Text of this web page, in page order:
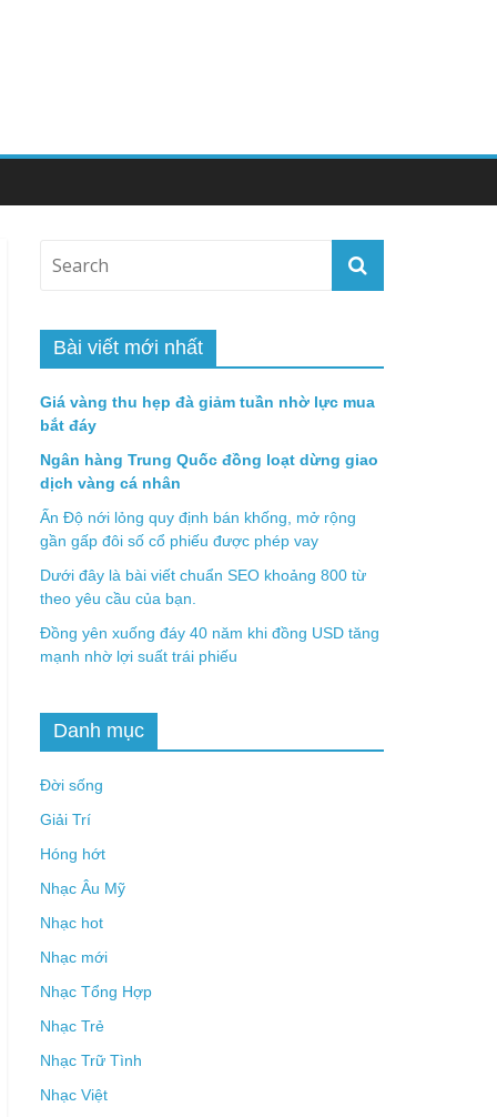
Bài viết mới nhất
Giá vàng thu hẹp đà giảm tuần nhờ lực mua
bắt đáy
Ngân hàng Trung Quốc đồng loạt dừng giao
dịch vàng cá nhân
Ấn Độ nới lỏng quy định bán khống, mở rộng
gần gấp đôi số cổ phiếu được phép vay
Dưới đây là bài viết chuẩn SEO khoảng 800 từ
theo yêu cầu của bạn.
Đồng yên xuống đáy 40 năm khi đồng USD tăng
mạnh nhờ lợi suất trái phiếu
Danh mục
Đời sống
Giải Trí
Hóng hớt
Nhạc Âu Mỹ
Nhạc hot
Nhạc mới
Nhạc Tổng Hợp
Nhạc Trẻ
Nhạc Trữ Tình
Nhạc Việt